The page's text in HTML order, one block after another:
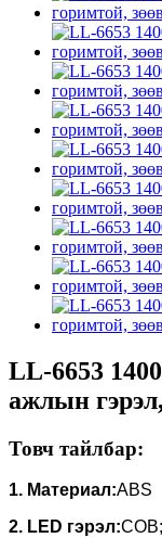
LL-6653
ажлын
Товч тайлбар:
1. Материал:ABS
2. LED гэрэл: